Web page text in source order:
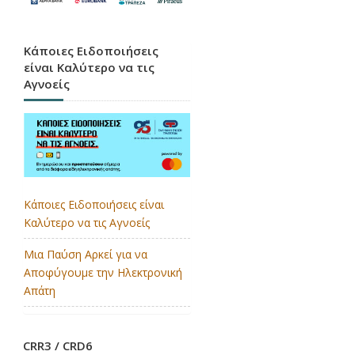
Κάποιες Ειδοποιήσεις
είναι Καλύτερο να τις
Αγνοείς
Κάποιες Ειδοποιήσεις είναι
Καλύτερο να τις Αγνοείς
Μια Παύση Αρκεί για να
Αποφύγουμε την Ηλεκτρονική
Απάτη
CRR3 / CRD6